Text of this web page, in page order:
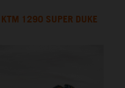
KTM 1290 SUPER DUKE